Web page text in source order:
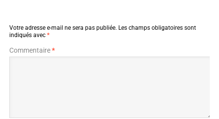
Votre adresse e-mail ne sera pas publiée. Les champs obligatoires sont
indiqués avec *
Commentaire*